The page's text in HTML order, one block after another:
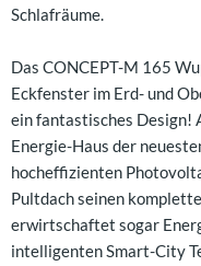
Schlafräume.
Das CONCEPT-M 165
Eckfenster im Erd- und
ein fantastisches Design!
Energie-Haus der
hocheffizienten
Pultdach seinen
erwirtschaftet sogar
intelligenten Smart-City